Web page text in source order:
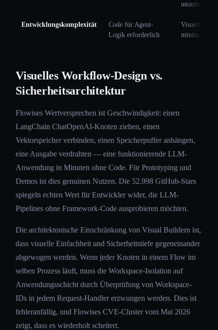
Entwicklungskomplexität
Code für Agent-
Logik erforderlich
Visueller
minimaler
Visuelles Workflow-Design vs.
Sicherheitsarchitektur
Flowises Wertversprechen ist Geschwindigkeit: einen
LangChain ChatOpenAI-Knoten ziehen, einen
Vektorspeicher verbinden, einen Speicherpuffer anhängen,
eine Ausgabe verdrahten — eine funktionierende LLM-
Anwendung in Minuten ohne Code. Für Prototyping und
Demos ist dies genuinen Nutzen. Die 52.998 GitHub-Stars
spiegeln echten Wert für Entwickler wider, die LLM-
Pipelines ohne Framework-Code ausprobieren möchten.
Die architektonische Einschränkung von Visual Buildern ist,
dass visuelle Einfachheit und Sicherheitstiefe gegeneinander
abgewogen werden. Wenn jeder Knoten in einem Flow im
selben Prozess läuft, muss die Workspace-Isolation auf
Anwendungsschicht durch Überprüfung von Workspace-
IDs in jedem Request-Handler erzwungen werden. Dies ist
fehleranfällig, und Flowises CVE-Cluster vom Mai 2026
zeigt, dass es wiederholt scheitert.